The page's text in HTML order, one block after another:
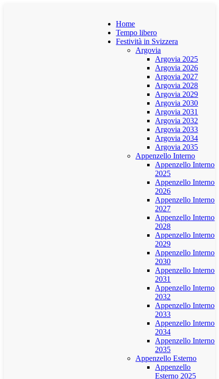
Home
Tempo libero
Festività in Svizzera
Argovia
Argovia 2025
Argovia 2026
Argovia 2027
Argovia 2028
Argovia 2029
Argovia 2030
Argovia 2031
Argovia 2032
Argovia 2033
Argovia 2034
Argovia 2035
Appenzello Interno
Appenzello Interno
2025
Appenzello Interno
2026
Appenzello Interno
2027
Appenzello Interno
2028
Appenzello Interno
2029
Appenzello Interno
2030
Appenzello Interno
2031
Appenzello Interno
2032
Appenzello Interno
2033
Appenzello Interno
2034
Appenzello Interno
2035
Appenzello Esterno
Appenzello
Esterno 2025